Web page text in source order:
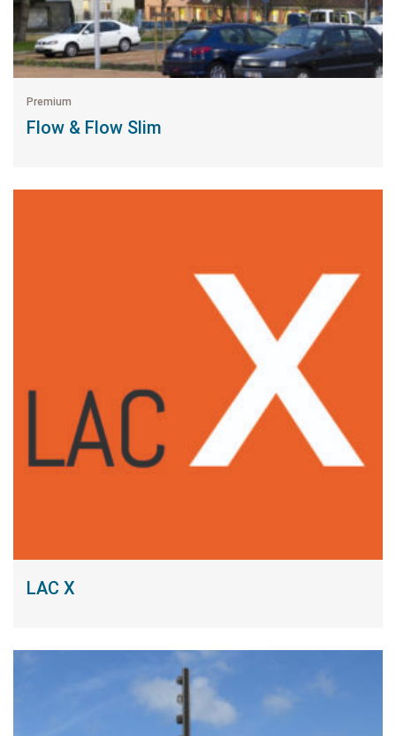
Premium
Flow & Flow Slim
LAC X